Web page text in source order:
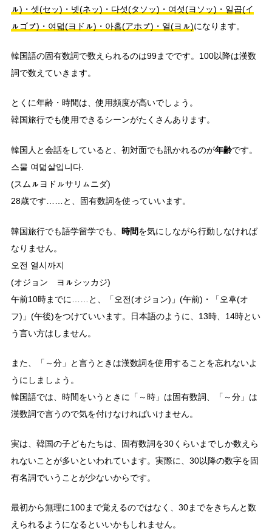
ㇽ)・셋(セッ)・넷(ネッ)・다섯(タソッ)・여섯(ヨソッ)・일곱(イ
ㇽゴㇷ゚)・여덟(ヨドㇽ)・아홉(アホㇷ゚)・열(ヨㇽ)になります。
韓国語の固有数詞で数えられるのは99までです。100以降は漢数
詞で数えていきます。
とくに年齢・時間は、使用頻度が高いでしょう。
韓国旅行でも使用できるシーンがたくさんあります。
韓国人と会話をしていると、初対面でも訊かれるのが年齢です。
스물 여덟살입니다.
(スムㇽヨドㇽサリㇺニダ)
28歳です……と、固有数詞を使っていいます。
韓国旅行でも語学留学でも、 時間 を気にしながら行動しなければ
なりません。
오전 열시까지
(オジョン ヨㇽシッカジ)
午前10時までに……と、「오전(オジョン)」(午前)・「오후(オ
フ)」(午後)をつけていいます。日本語のように、13時、14時とい
う言い方はしません。
また、「～分」と言うときは漢数詞を使用することを忘れないよ
うにしましょう。
韓国語では、時間をいうときに「～時」は固有数詞、「～分」は
漢数詞で言うので気を付けなければいけません。
実は、韓国の子どもたちは、固有数詞を30くらいまでしか数えら
れないことが多いといわれています。実際に、30以降の数字を固
有名詞でいうことが少ないからです。
最初から無理に100まで覚えるのではなく、30までをきちんと数
えられるようになるといいかもしれません。